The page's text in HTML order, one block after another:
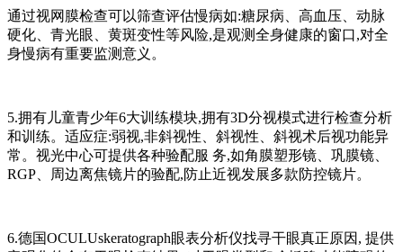
通过视网膜检查可以筛查评估慢病如:糖尿病、高血压、动脉
硬化、青光眼、黄斑变性等风险,是观测全身健康的窗口,对全
身慢病有重要监测意义。
5.拥有儿童青少年6大训练模块,拥有3D分视模式进行检查分析
和训练。适应症:弱视,非斜视性、斜视性、斜视术后视功能异
常。视光中心可提供各种验配服 务,如角膜塑形镜、巩膜镜、
RGP、周边离焦镜片的验配,防止近视发展多款防控镜片。
6.德国OCULUskeratograph眼表分析仪找寻干眼真正原因, 提供